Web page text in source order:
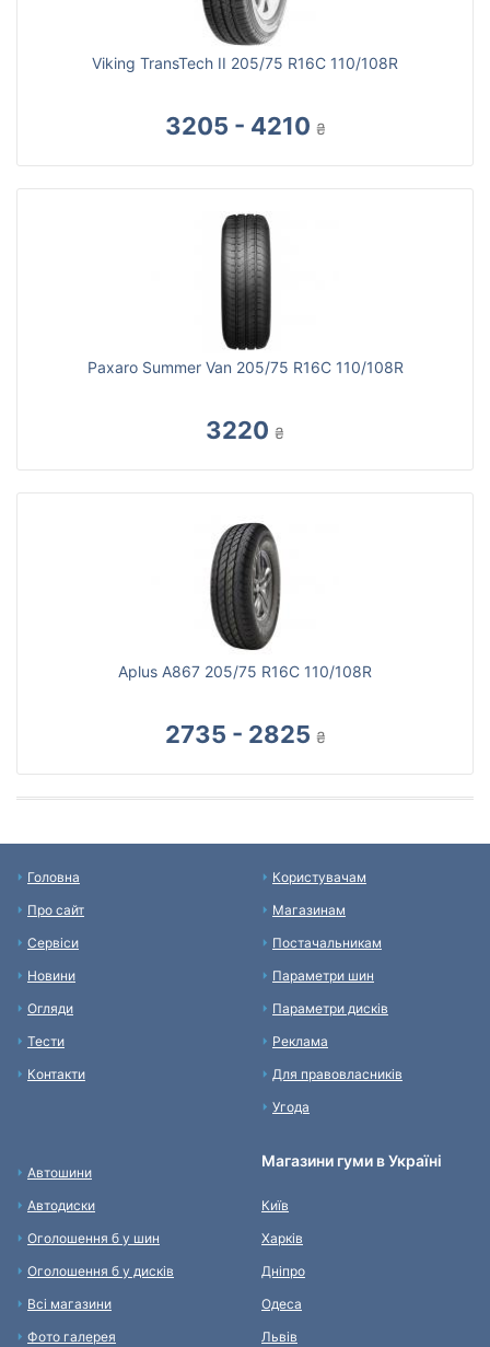
Viking TransTech II 205/75 R16C 110/108R
3205 - 4210 ₴
Paxaro Summer Van 205/75 R16C 110/108R
3220 ₴
Aplus A867 205/75 R16C 110/108R
2735 - 2825 ₴
Головна
Про сайт
Сервіси
Новини
Огляди
Тести
Контакти
Користувачам
Магазинам
Постачальникам
Параметри шин
Параметри дисків
Реклама
Для правовласників
Угода
Автошини
Автодиски
Оголошення б у шин
Оголошення б у дисків
Всі магазини
Фото галерея
Магазини гуми в Україні
Київ
Харків
Дніпро
Одеса
Львів